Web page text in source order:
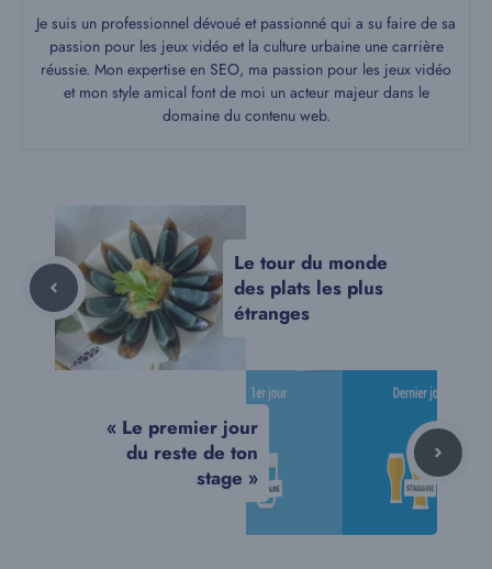
Je suis un professionnel dévoué et passionné qui a su faire de sa
passion pour les jeux vidéo et la culture urbaine une carrière
réussie. Mon expertise en SEO, ma passion pour les jeux vidéo
et mon style amical font de moi un acteur majeur dans le
domaine du contenu web.
Le tour du monde
des plats les plus
étranges
« Le premier jour
du reste de ton
stage »